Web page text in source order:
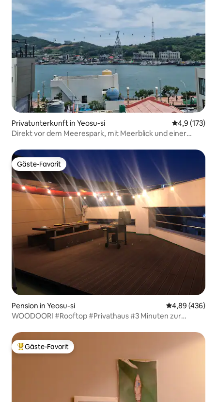
Privatunterkunft in Yeosu-si
4,9 (173)
Direkt vor dem Meerespark, mit Meerblick und einer
Raum, Einfamilienhaus
Gäste-Favorit
Gäste-Favorit
Pension in Yeosu-si
4,89 (436)
WOODOORI #Rooftop #Privathaus #3 Minuten zur
Land #Nur 1 Team privat
Beliebter Gäste-Favorit.
Gäste-Favorit